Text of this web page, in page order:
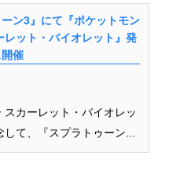
ーン3』にて『ポケットモン
レット・バイオレット』発
催
カーレット・バイオレッ
て、『スプラトゥーン...